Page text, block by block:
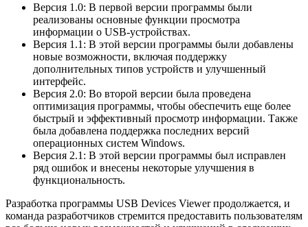
Версия 1.0: В первой версии программы были
реализованы основные функции просмотра
информации о USB-устройствах.
Версия 1.1: В этой версии программы были добавлены
новые возможности, включая поддержку
дополнительных типов устройств и улучшенный
интерфейс.
Версия 2.0: Во второй версии была проведена
оптимизация программы, чтобы обеспечить еще более
быстрый и эффективный просмотр информации. Также
была добавлена поддержка последних версий
операционных систем Windows.
Версия 2.1: В этой версии программы был исправлен
ряд ошибок и внесены некоторые улучшения в
функциональность.
Разработка программы USB Devices Viewer продолжается, и
команда разработчиков стремится предоставить пользователям